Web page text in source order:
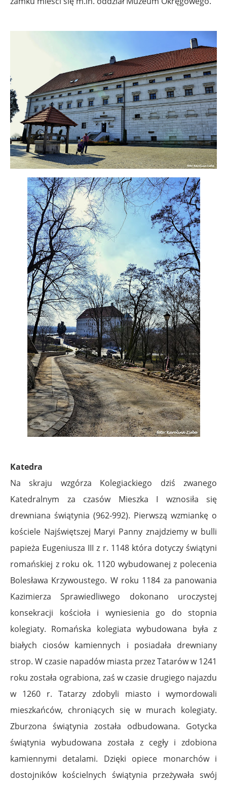
Katedra
Na skraju wzgórza Kolegiackiego dziś zwanego
Katedralnym za czasów Mieszka I wznosiła się
drewniana świątynia (962-992). Pierwszą wzmiankę o
kościele Najświętszej Maryi Panny znajdziemy w bulli
papieża Eugeniusza III z r. 1148 która dotyczy świątyni
romańskiej z roku ok. 1120 wybudowanej z polecenia
Bolesława Krzywoustego. W roku 1184 za panowania
Kazimierza Sprawiedliwego dokonano uroczystej
konsekracji kościoła i wyniesienia go do stopnia
kolegiaty. Romańska kolegiata wybudowana była z
białych ciosów kamiennych i posiadała drewniany
strop. W czasie napadów miasta przez Tatarów w 1241
roku została ograbiona, zaś w czasie drugiego najazdu
w 1260 r. Tatarzy zdobyli miasto i wymordowali
mieszkańców, chroniących się w murach kolegiaty.
Zburzona świątynia została odbudowana. Gotycka
świątynia wybudowana została z cegły i zdobiona
kamiennymi detalami. Dzięki opiece monarchów i
dostojników kościelnych świątynia przeżywała swój